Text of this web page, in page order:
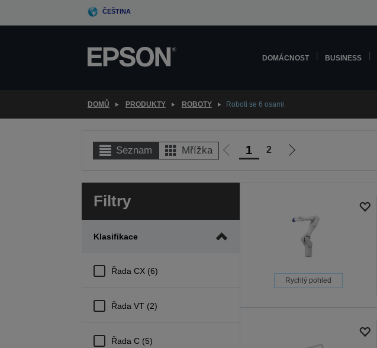
ČEŠTINA
DOMÁCNOST BUSINESS
DOMŮ PRODUKTY ROBOTY Roboti se 6 osami
Seznam Mřížka
Jít
předchozí
1 2
Jít
Filtry
Klasifikace
Řada CX (6)
Řada VT (2)
Řada C (5)
Rychlý pohled